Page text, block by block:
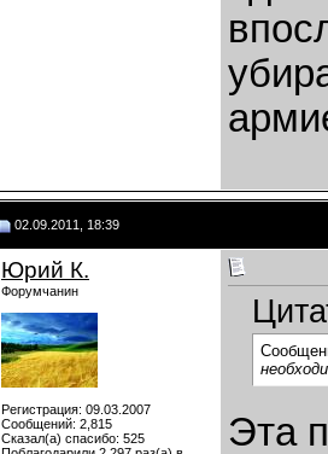
02.09.2011, 18:39
Юрий К.
Форумчанин
Регистрация: 09.03.2007
Сообщений: 2,815
Сказал(а) спасибо: 525
Эта